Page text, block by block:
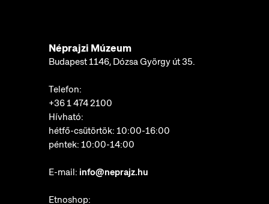
Néprajzi Múzeum
Budapest 1146, Dózsa György út 35.
Telefon:
+36 1 474 2100
Hívható:
hétfő-csütörtök: 10:00-16:00
péntek: 10:00-14:00
E-mail: info@neprajz.hu
Etnoshop: